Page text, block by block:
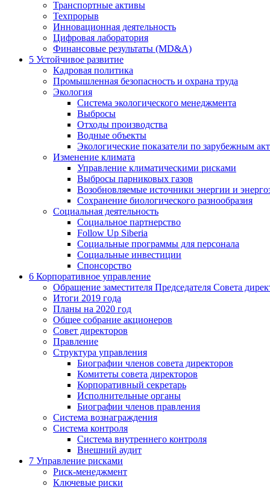
Транспортные активы
Техпрорыв
Инновационная деятельность
Цифровая лаборатория
Финансовые результаты (MD&A)
5 Устойчивое развитие
Кадровая политика
Промышленная безопасность и охрана труда
Экология
Система экологического менеджмента
Выбросы
Отходы производства
Водные объекты
Экологические показатели по зарубежным
Изменение климата
Управление климатическими рисками
Выбросы парниковых газов
Возобновляемые источники энергии и
Сохранение биологического разнообразия
Социальная деятельность
Социальное партнерство
Follow Up Siberia
Социальные программы для персонала
Социальные инвестиции
Спонсорство
6 Корпоративное управление
Обращение заместителя Председателя Совета
Итоги 2019 года
Планы на 2020 год
Общее собрание акционеров
Совет директоров
Правление
Структура управления
Биографии членов совета директоров
Комитеты совета директоров
Корпоративный секретарь
Исполнительные органы
Биографии членов правления
Система вознаграждения
Система контроля
Система внутреннего контроля
Внешний аудит
7 Управление рисками
Риск-менеджмент
Ключевые риски